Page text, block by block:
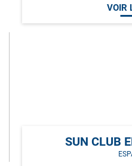
VOIR
SUN CLUB